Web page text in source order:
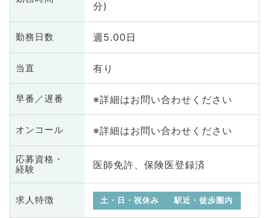
分)
勤務日数 週5.00日
当直 有り
早番／遅番 ※詳細はお問い合わせください
オンコール ※詳細はお問い合わせください
応募資格・
経験
医師免許、保険医登録済
求人特徴 土・日・祝休み 駅近・徒歩圏内